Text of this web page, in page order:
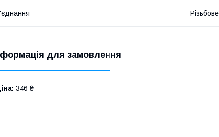
Різьбове
для замовлення
346 ₴